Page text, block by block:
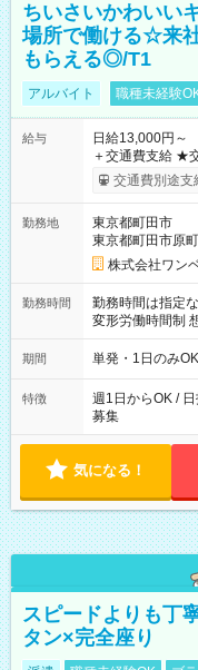
ちいさいかわいい
場所で働ける☆来
もらえる◎/T1
アルバイト 職種未経験
給与
日給13,000円～
＋交通費支給 ★交通費全額支給！ ┗案件により規定あり ★日払
いOK！（規定
ンビニATMから 日払
交通費別途支
勤務地
東京都町田市
東京都町田市原
株式会社ワン
勤務時間
勤務時間は指定
変形労働時間制 想定労働
～21：00
期間 単発・1日のみOK
特徴
週1日からOK /
募集
気になる！
スピードよりも丁
タン×完全座り